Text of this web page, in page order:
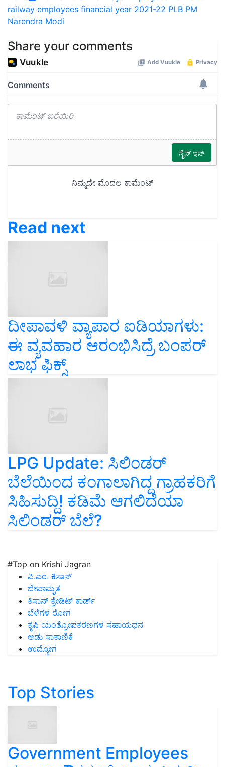
railway employees financial year 2021-22 PLB PM
Narendra Modi
Share your comments
Read next
ದೀಪಾವಳಿ ವ್ಯಾಪಾರ ಐಡಿಯಾಗಳು:
ಈ ವ್ಯವಹಾರ ಆರಂಭಿಸಿದ್ರೆ ಬಂಪರ್‌
ಲಾಭ ಫಿಕ್ಸ್
LPG Update: ಸಿಲಿಂಡರ್‌
ಬೆಲೆಯಿಂದ ಕಂಗಾಲಾಗಿದ್ದ ಗ್ರಾಹಕರಿಗೆ
ಸಿಹಿಸುದ್ದಿ! ಕಡಿಮೆ ಆಗಲಿದೆಯಾ
ಸಿಲಿಂಡರ್‌ ಬೆಲೆ?
#Top on Krishi Jagran
ಪಿ.ಎಂ. ಕಿಸಾನ್
ಜೀವಾಮೃತ
ಕಿಸಾನ್ ಕ್ರೇಡಿಟ್ ಕಾರ್ಡ್
ಬೆಳೆಗಳ ರೋಗ
ಕೃಷಿ ಯಂತ್ರೋಪಕರಣಗಳ ಸಹಾಯಧನ
ಆಡು ಸಾಕಾಣಿಕೆ
ಉದ್ಯೋಗ
Top Stories
Government Employees